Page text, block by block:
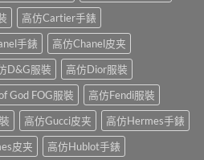
高仿Cartier手錶
手錶
高仿Chanel皮夹
D&G服裝
高仿Dior服裝
God FOG服裝
高仿Fendi服裝
高仿Gucci皮夹
高仿Hermes手錶
皮夹 高仿Hublot手錶